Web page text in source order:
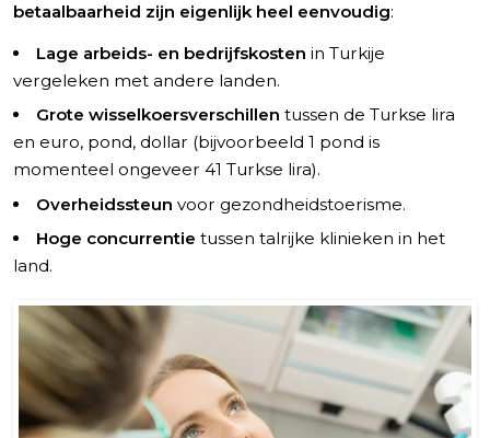
betaalbaarheid zijn eigenlijk heel eenvoudig:
Lage arbeids- en bedrijfskosten in Turkije
vergeleken met andere landen.
Grote wisselkoersverschillen tussen de Turkse lira
en euro, pond, dollar (bijvoorbeeld 1 pond is
momenteel ongeveer 41 Turkse lira).
Overheidssteun voor gezondheidstoerisme.
Hoge concurrentie tussen talrijke klinieken in het
land.